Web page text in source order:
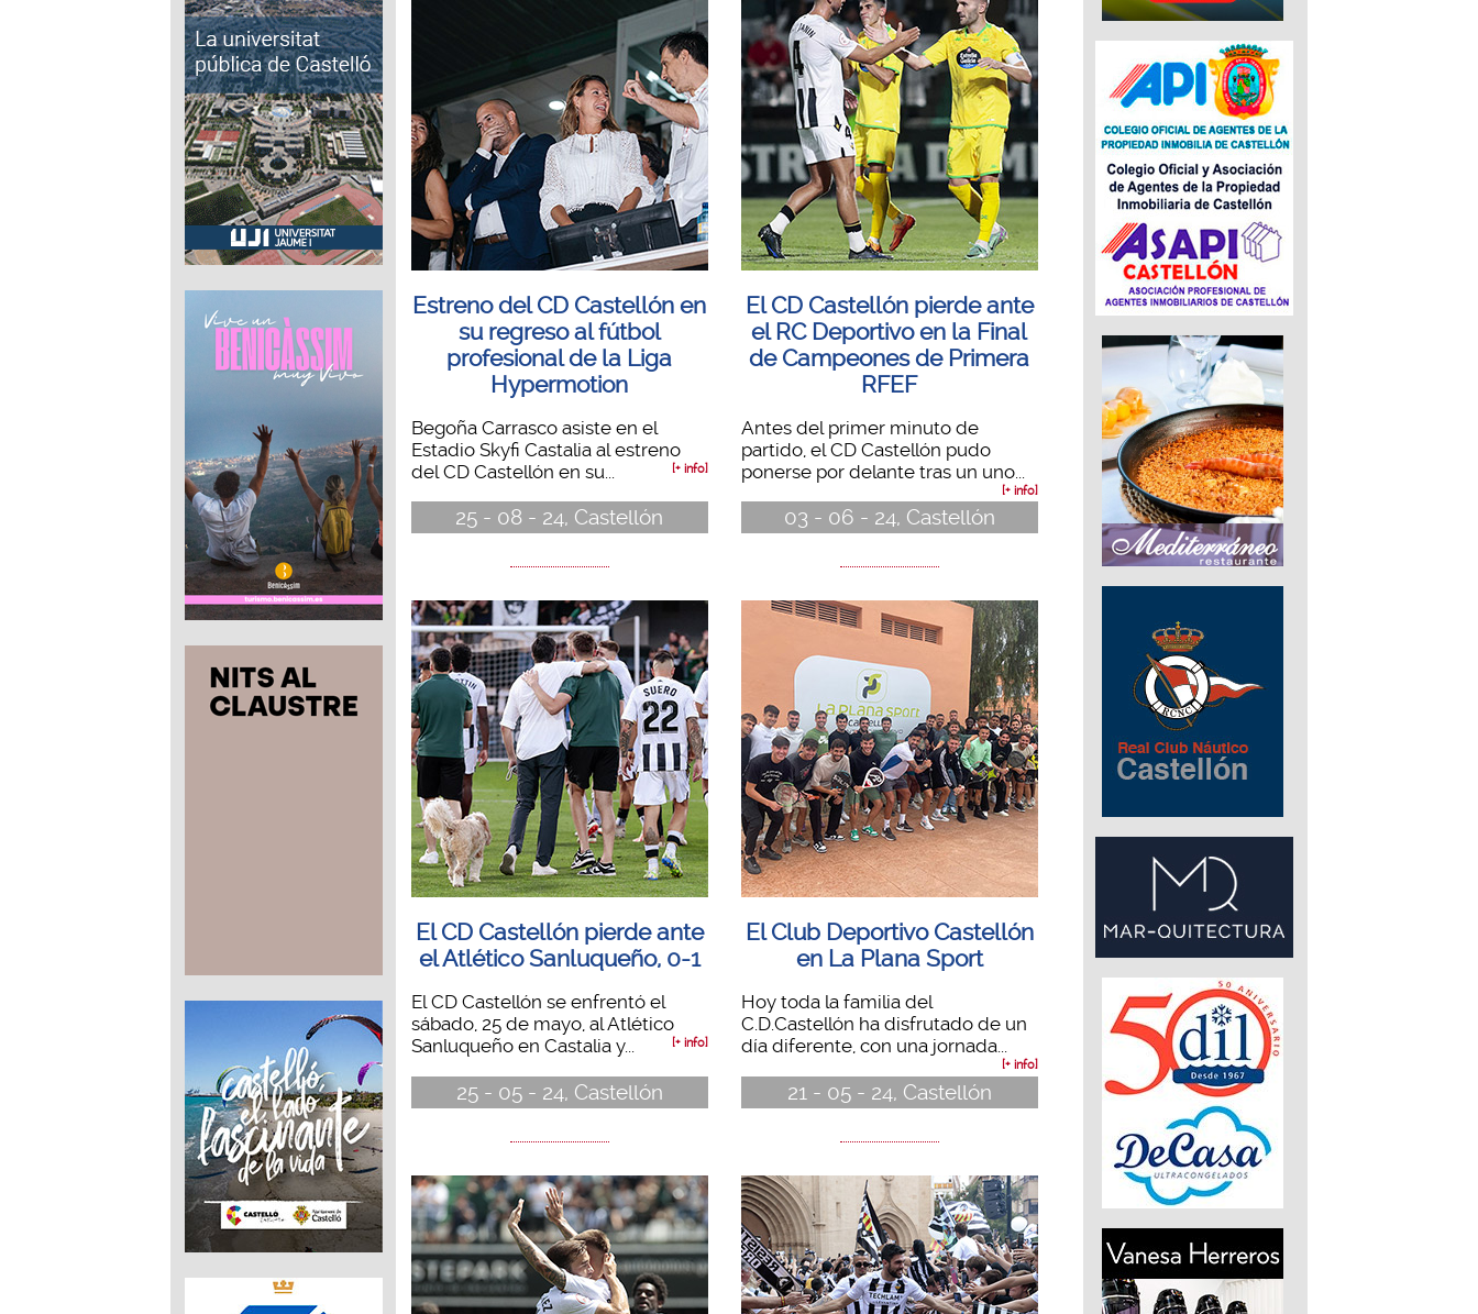
Estreno del CD Castellón en
su regreso al fútbol
profesional de la Liga
Hypermotion
Begoña Carrasco asiste en el
Estadio Skyfi Castalia al estreno
del CD Castellón en su...
[+ info]
25 - 08 - 24, Castellón
El CD Castellón pierde ante
el Atlético Sanluqueño, 0-1
El CD Castellón se enfrentó el
sábado, 25 de mayo, al Atlético
Sanluqueño en Castalia y...
[+ info]
25 - 05 - 24, Castellón
El CD Castellón pierde ante
el RC Deportivo en la Final
de Campeones de Primera
RFEF
Antes del primer minuto de
partido, el CD Castellón pudo
ponerse por delante tras un uno...
[+ info]
03 - 06 - 24, Castellón
El Club Deportivo Castellón
en La Plana Sport
Hoy toda la familia del
C.D.Castellón ha disfrutado de un
día diferente, con una jornada...
[+ info]
21 - 05 - 24, Castellón